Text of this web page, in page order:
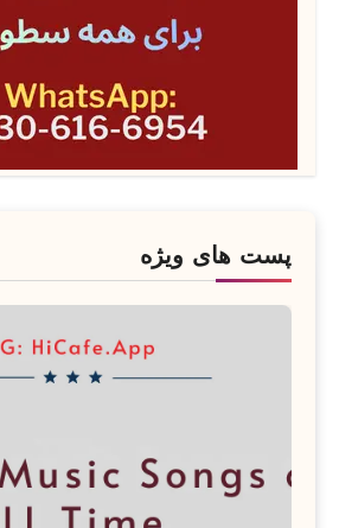
پست های ویژه